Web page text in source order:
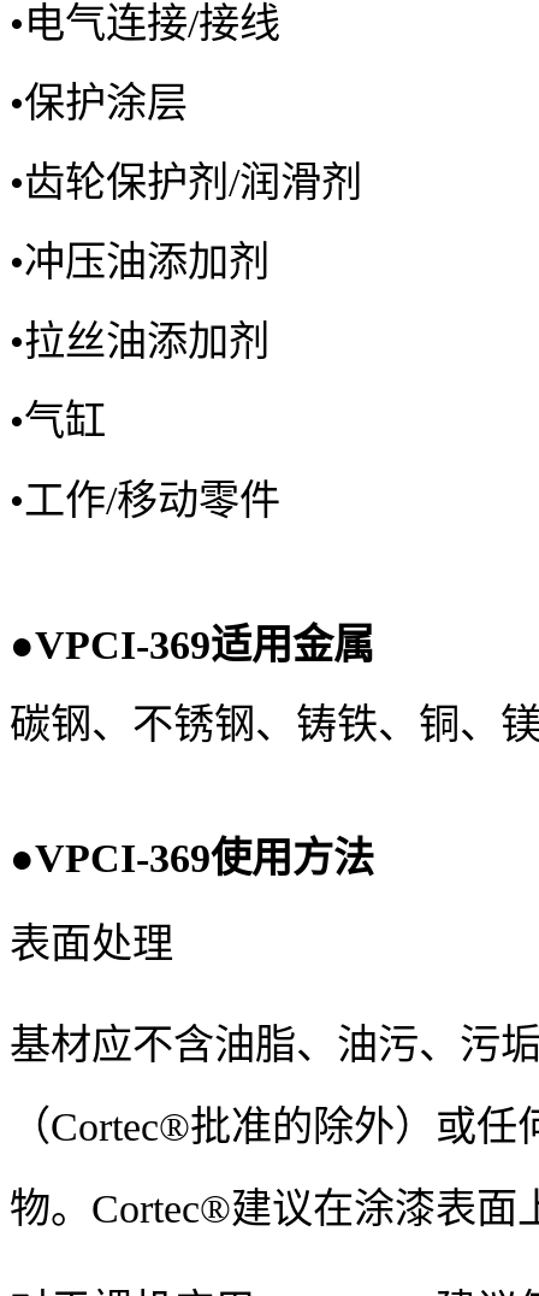
•电气连接/接线
•保护涂层
•齿轮保护剂/润滑剂
•冲压油添加剂
•拉丝油添加剂
•气缸
•工作/移动零件
●VPCI-369适用金属
碳钢、不锈钢、铸铁、铜、
●VPCI-369使用方法
表面处理
基材应不含油脂、油污、污
（Cortec®批准的除外）或任
物。 Cortec®建议在涂漆表面